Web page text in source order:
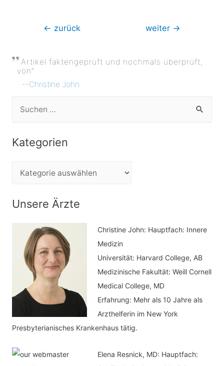
Beitragsnavigation
← zurück weiter →
Artikel faktengeprüft und nochmals überprüft,
von”
--Christine John
Kategorien
tUnsere Ärzte
Christine John: Hauptfach: Innere
Medizin
Universität: Harvard College, AB
Medizinische Fakultät: Weill Cornell
Medical College, MD
Erfahrung: Mehr als 10 Jahre als
Arzthelferin im New York
Presbyterianisches Krankenhaus tätig.
Elena Resnick, MD: Hauptfach: